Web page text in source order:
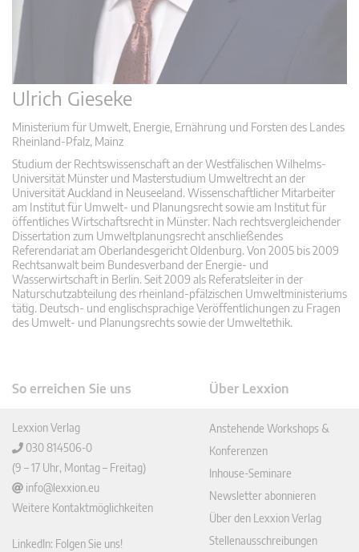
Ulrich Gieseke
Ministerium für Umwelt, Energie, Ernährung und Forsten des Landes
Rheinland-Pfalz, Mainz
Studium der Rechtswissenschaft an der Westfälischen Wilhelms-
Universität Münster und Masterstudium Umweltrecht an der
Universität Auckland in Neuseeland. Wissenschaftlicher Mitarbeiter
am Institut für Umwelt- und Planungsrecht sowie am Institut für
öffentliches Wirtschaftsrecht in Münster. Nach rechtsvergleichender
Dissertation zum Umweltplanungsrecht anschließendes
Referendariat am Oberlandesgericht Oldenburg. Von 2005 bis 2009
Rechtsanwalt beim Bundesverband der Energie- und
Wasserwirtschaft in Berlin. Seit 2009 als Referatsleiter in der
Naturschutzabteilung des rheinland-pfälzischen Umweltministeriums
tätig. Deutsch- und englischsprachige Veröffentlichungen zu Fragen
des Umwelt- und Planungsrechts sowie der Umweltethik.
So erreichen Sie uns
Lexxion Verlag
030 814506-0
(9 – 17 Uhr, Montag – Freitag)
info@lexxion.eu
Weitere Kontaktmöglichkeiten
LinkedIn: Folgen Sie uns!
Über Lexxion
Anstehende Workshops &
Konferenzen
Inhouse-Seminare
Newsletter abonnieren
Über den Lexxion Verlag
Stellenausschreibungen